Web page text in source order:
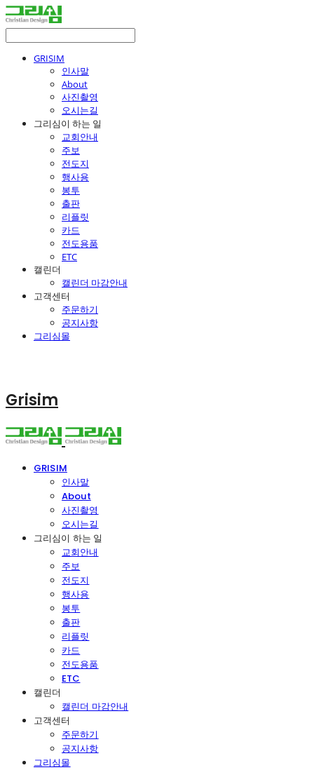
GRISIM
인사말
About
사진촬영
오시는길
그리심이 하는 일
교회안내
주보
전도지
행사용
봉투
출판
리플릿
카드
전도용품
ETC
캘린더
캘린더 마감안내
고객센터
주문하기
공지사항
그리심몰
Grisim
GRISIM
인사말
About
사진촬영
오시는길
그리심이 하는 일
교회안내
주보
전도지
행사용
봉투
출판
리플릿
카드
전도용품
ETC
캘린더
캘린더 마감안내
고객센터
주문하기
공지사항
그리심몰